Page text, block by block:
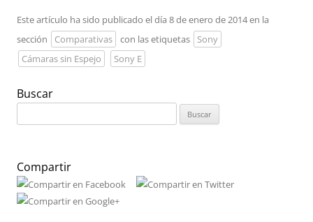
Este artículo ha sido publicado el día 8 de enero de 2014 en la
sección
Comparativas con las etiquetas
Sony
Cámaras sin Espejo
Sony E
Buscar
Compartir